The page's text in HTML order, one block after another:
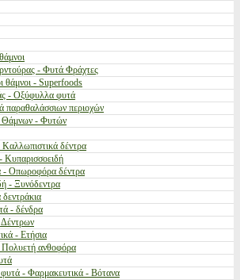
- Φυτά Φράχτες
θάμνοι - Superfoods
- Οξύφυλλα φυτά
παραθαλάσσιων περιοχών
Θάμνων - Φυτών
δέντρα
Οπωροφόρα δέντρα
- Ξυνόδεντρα
- δένδρα
- Ετήσια
ανθοφόρα
- Φαρμακευτικά - Βότανα